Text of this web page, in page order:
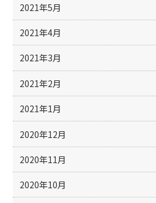
2021年5月
2021年4月
2021年3月
2021年2月
2021年1月
2020年12月
2020年11月
2020年10月